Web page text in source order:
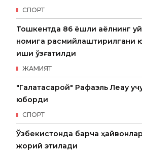
СПОРТ
Тошкентда 86 ёшли аёлнинг
номига расмийлаштирилгани
иши қўзғатилди
ЖАМИЯТ
"Галатасарой" Рафаэль Леау
юборди
СПОРТ
Ўзбекистонда барча
жорий этилади